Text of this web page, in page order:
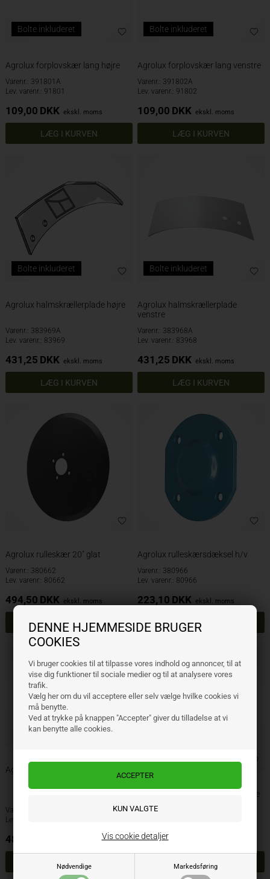
DENNE HJEMMESIDE BRUGER
COOKIES
Vi bruger cookies til at tilpasse vores indhold og annoncer, til at
vise dig funktioner til sociale medier og til at analysere vores
trafik.
Vælg her om du vil acceptere eller selv vælge hvilke cookies vi
må benytte.
Ved at trykke på knappen "Accepter" giver du tilladelse at vi
kan benytte alle cookies.
Nødvendige Markedsføring
Vis cookie detaljer
Bolte inkluderet
Agrolux forplovskær lang højre
Varenr.: 391801A
Lev. varenr.: 91801
109,00 DKK ekskl. moms
Bolte inkluderet
Agrolux forplovskær lang venstre
Varenr.: 391802A
Lev. varenr.: 91802
109,00 DKK ekskl. moms
Bolte inkluderet
Agrolux halmskrællerplade højre
Varenr.: 383969A
Lev. varenr.: 83969
431,25 DKK ekskl. moms
Bolte inkluderet
Agrolux halmskrællerplade
venstre
Varenr.: 383968A
Lev. varenr.: 83968
431,25 DKK ekskl. moms
Agrolux rulleskær 20" glat
Varenr.: 380662
Lev. varenr.: 80662
494,50 DKK ekskl. moms
Agrolux rulleskærsdæksel h/v
Varenr.: 380966
Lev. varenr.: 80966
223,10 DKK ekskl. moms
Agrolux rulleskærsdæksel h/v
Varenr.: 373249A
Lev. varenr.: 73249
487,60 ekskl. moms
Agrolux rulleskærsnav M30 højre
Varenr.: 380967
1.664,05